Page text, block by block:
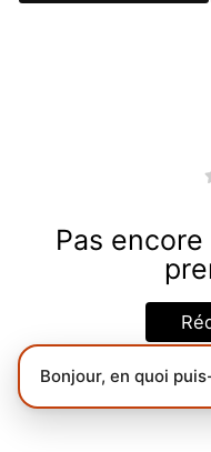
Pas
Bonjour, en quoi